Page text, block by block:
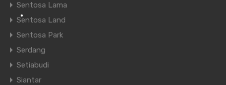
Angsuran
Properti Serupa
Sentosa Lama
Sentosa Land
Sentosa Park
Serdang
Setiabudi
Siantar